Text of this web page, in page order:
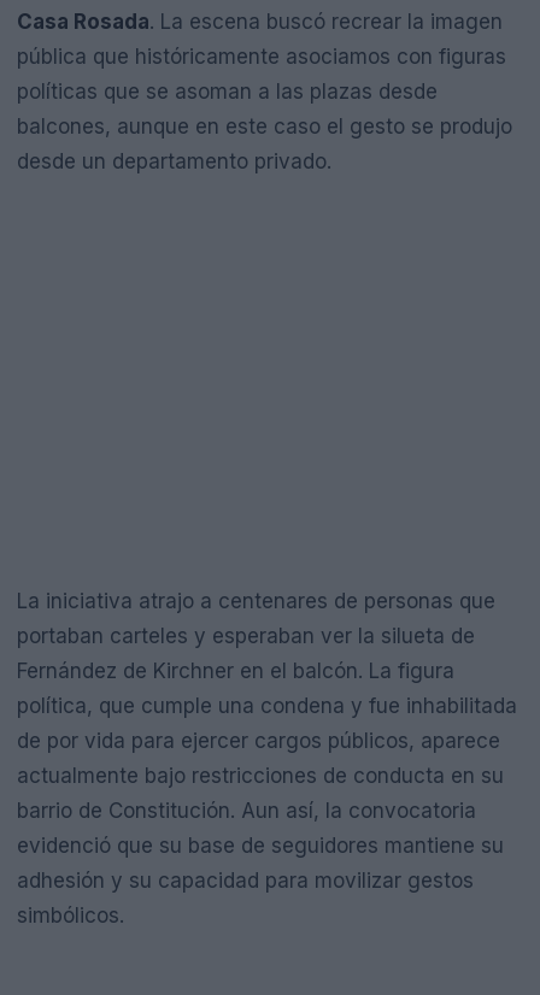
Casa Rosada. La escena buscó recrear la imagen
pública que históricamente asociamos con figuras
políticas que se asoman a las plazas desde
balcones, aunque en este caso el gesto se produjo
desde un departamento privado.
La iniciativa atrajo a centenares de personas que
portaban carteles y esperaban ver la silueta de
Fernández de Kirchner en el balcón. La figura
política, que cumple una condena y fue inhabilitada
de por vida para ejercer cargos públicos, aparece
actualmente bajo restricciones de conducta en su
barrio de Constitución. Aun así, la convocatoria
evidenció que su base de seguidores mantiene su
adhesión y su capacidad para movilizar gestos
simbólicos.